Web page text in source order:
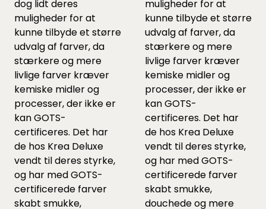
dog lidt deres
muligheder for at
kunne tilbyde et større
udvalg af farver, da
stærkere og mere
livlige farver kræver
kemiske midler og
processer, der ikke er
kan GOTS-
certificeres. Det har
de hos Krea Deluxe
vendt til deres styrke,
og har med GOTS-
certificerede farver
skabt smukke,
muligheder for at
kunne tilbyde et større
udvalg af farver, da
stærkere og mere
livlige farver kræver
kemiske midler og
processer, der ikke er
kan GOTS-
certificeres. Det har
de hos Krea Deluxe
vendt til deres styrke,
og har med GOTS-
certificerede farver
skabt smukke,
douchede og mere